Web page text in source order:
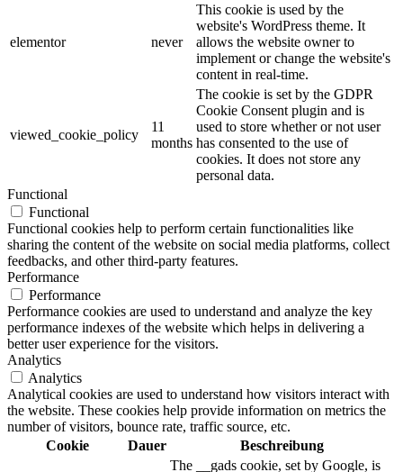
elementor never
This cookie is used by the
website's WordPress theme. It
allows the website owner to
implement or change the website's
content in real-time.
viewed_cookie_policy
11
months
The cookie is set by the GDPR
Cookie Consent plugin and is
used to store whether or not user
has consented to the use of
cookies. It does not store any
personal data.
Functional
Functional
Functional cookies help to perform certain functionalities like
sharing the content of the website on social media platforms, collect
feedbacks, and other third-party features.
Performance
Performance
Performance cookies are used to understand and analyze the key
performance indexes of the website which helps in delivering a
better user experience for the visitors.
Analytics
Analytics
Analytical cookies are used to understand how visitors interact with
the website. These cookies help provide information on metrics the
number of visitors, bounce rate, traffic source, etc.
Cookie
Dauer
Beschreibung
The __gads cookie, set by Google, is